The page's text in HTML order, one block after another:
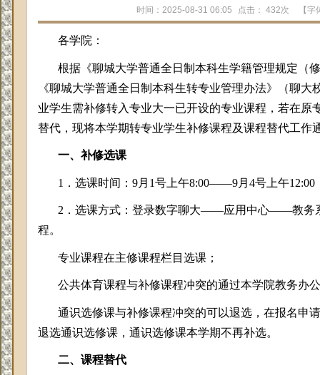
时间：2025-08-31 06:05 点击： 432次 【字
各学院：
根据《聊城大学普通全日制本科生学籍管理规定（
《聊城大学普通全日制本科生转专业管理办法》（聊大
业学生需补修转入专业大一已开设的专业课程，若在原
替代，现将本学期转专业学生补修课程及课程替代工作
一、补修选课
1．选课时间：9月1号上午8:00——9月4号上午12:00
2．选课方式：登录数字聊大——应用中心——教
程。
专业课程在主修课程栏目选课；
公共体育课程与补修课程冲突的通过本学院教务办
通识选修课与补修课程冲突的可以退选，在报名申请
退选通识选修课，通识选修课本学期不再补选。
二、课程替代